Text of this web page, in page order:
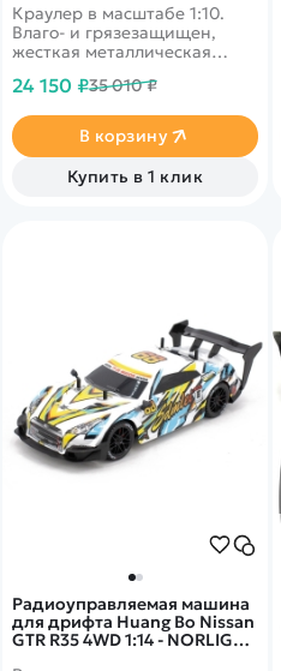
Краулер в масштабе 1:10.
Влаго- и грязезащищен,
жесткая металлическая
попадания воды и песка.
Подходит для эксплуатации
в сложных условиях. Кузов
белого или серого цвета.
24 150 ₽35 010 ₽
В корзину
Купить в 1 клик
Радиоуправляемая машина
для дрифта Huang Bo Nissan
GTR R35 4WD 1:14 - NORLIGA-